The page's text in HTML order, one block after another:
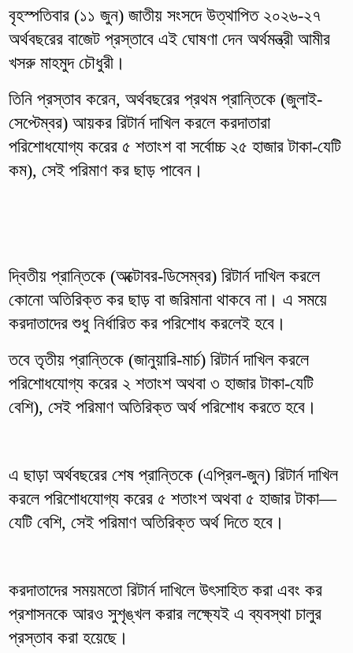
বৃহস্পতিবার (১১ জুন) জাতীয় সংসদে উত্থাপিত ২০২৬-২৭
অর্থবছরের বাজেট প্রস্তাবে এই ঘোষণা দেন অর্থমন্ত্রী আমীর
খসরু মাহমুদ চৌধুরী।
তিনি প্রস্তাব করেন, অর্থবছরের প্রথম প্রান্তিকে (জুলাই-
সেপ্টেম্বর) আয়কর রিটার্ন দাখিল করলে করদাতারা
পরিশোধযোগ্য করের ৫ শতাংশ বা সর্বোচ্চ ২৫ হাজার টাকা-যেটি
কম), সেই পরিমাণ কর ছাড় পাবেন।
দ্বিতীয় প্রান্তিকে (অক্টোবর-ডিসেম্বর) রিটার্ন দাখিল করলে
কোনো অতিরিক্ত কর ছাড় বা জরিমানা থাকবে না। এ সময়ে
করদাতাদের শুধু নির্ধারিত কর পরিশোধ করলেই হবে।
তবে তৃতীয় প্রান্তিকে (জানুয়ারি-মার্চ) রিটার্ন দাখিল করলে
পরিশোধযোগ্য করের ২ শতাংশ অথবা ৩ হাজার টাকা-যেটি
বেশি), সেই পরিমাণ অতিরিক্ত অর্থ পরিশোধ করতে হবে।
এ ছাড়া অর্থবছরের শেষ প্রান্তিকে (এপ্রিল-জুন) রিটার্ন দাখিল
করলে পরিশোধযোগ্য করের ৫ শতাংশ অথবা ৫ হাজার টাকা—
যেটি বেশি, সেই পরিমাণ অতিরিক্ত অর্থ দিতে হবে।
করদাতাদের সময়মতো রিটার্ন দাখিলে উৎসাহিত করা এবং কর
প্রশাসনকে আরও সুশৃঙ্খল করার লক্ষ্যেই এ ব্যবস্থা চালুর
প্রস্তাব করা হয়েছে।